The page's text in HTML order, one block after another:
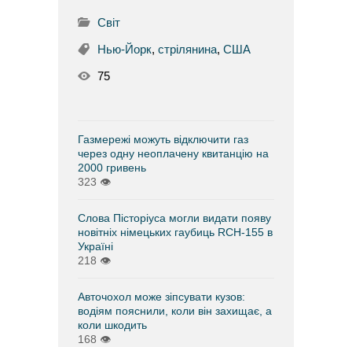
Світ
Нью-Йорк, стрілянина, США
75
Газмережі можуть відключити газ
через одну неоплачену квитанцію на
2000 гривень
323 👁
Слова Пісторіуса могли видати появу
новітніх німецьких гаубиць RCH-155 в
Україні
218 👁
Авточохол може зіпсувати кузов:
водіям пояснили, коли він захищає, а
коли шкодить
168 👁